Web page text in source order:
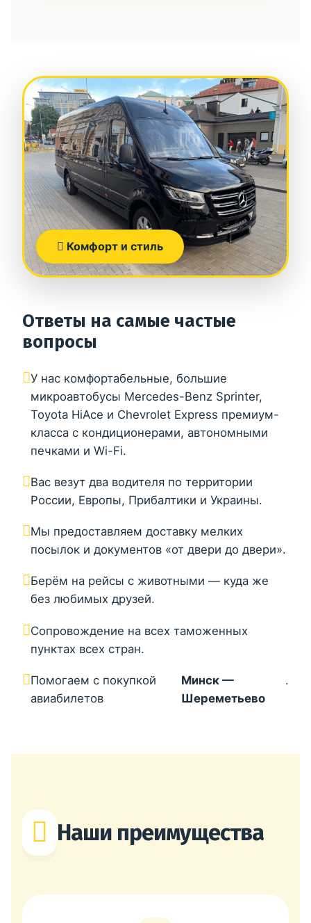
Комфорт и стиль
Ответы на самые частые
вопросы
У нас комфортабельные, большие
микроавтобусы Mercedes-Benz Sprinter,
Toyota HiAce и Chevrolet Express премиум-
класса с кондиционерами, автономными
печками и Wi-Fi.
Вас везут два водителя по территории
России, Европы, Прибалтики и Украины.
Мы предоставляем доставку мелких
посылок и документов «от двери до двери».
Берём на рейсы с животными — куда же
без любимых друзей.
Сопровождение на всех таможенных
пунктах всех стран.
Помогаем с покупкой
авиабилетов
Минск —
Шереметьево
.
Наши преимущества